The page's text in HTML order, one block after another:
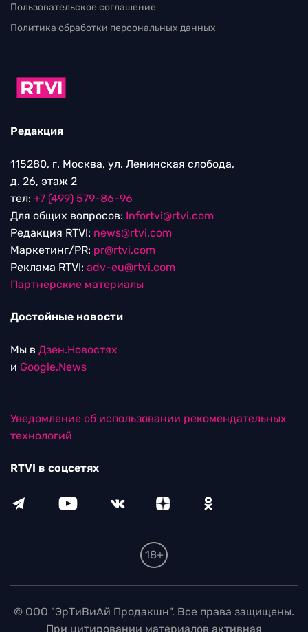
Пользовательское соглашение
Политика обработки персональных данных
Редакция
115280, г. Москва, ул. Ленинская слобода,
д. 26, этаж 2
тел: +7 (499) 579-86-96
Для общих вопросов: Infortvi@rtvi.com
Редакция RTVI: news@rtvi.com
Маркетинг/PR: pr@rtvi.com
Реклама RTVI: adv-eu@rtvi.com
Партнерские материалы
Достойные новости
Мы в Дзен.Новостях
и Google.News
Уведомление об использовании рекомендательных
технологий
RTVI в соцсетях
18+
© ООО "ЭрТиВиАй Продакшн". Все права защищены.
При цитировании материалов активная